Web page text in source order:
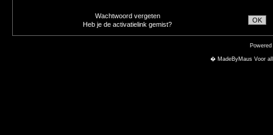
Wachtwoord vergeten
Heb je de activatielink gemist?
OK
� MadeByMaus Voor